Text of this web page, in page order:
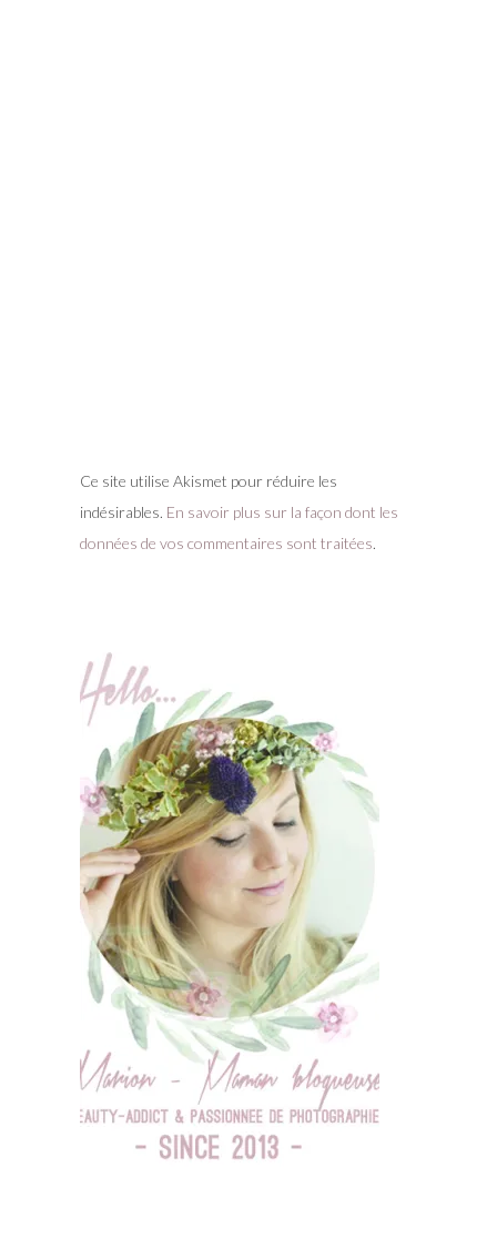
Ce site utilise Akismet pour réduire les
indésirables. En savoir plus sur la façon dont les
données de vos commentaires sont traitées.